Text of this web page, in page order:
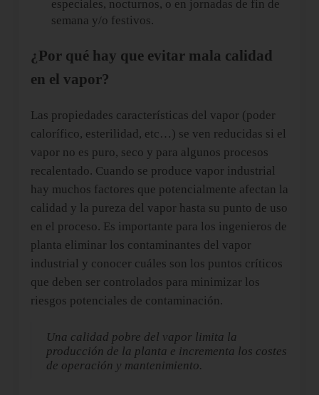
especiales, nocturnos, o en jornadas de fin de
semana y/o festivos.
¿Por qué hay que evitar mala calidad
en el vapor?
Las propiedades características del vapor (poder
calorífico, esterilidad, etc…) se ven reducidas si el
vapor no es puro, seco y para algunos procesos
recalentado. Cuando se produce vapor industrial
hay muchos factores que potencialmente afectan la
calidad y la pureza del vapor hasta su punto de uso
en el proceso. Es importante para los ingenieros de
planta eliminar los contaminantes del vapor
industrial y conocer cuáles son los puntos críticos
que deben ser controlados para minimizar los
riesgos potenciales de contaminación.
Una calidad pobre del vapor limita la
producción de la planta e incrementa los costes
de operación y mantenimiento.